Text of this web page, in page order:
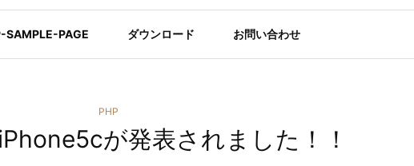
SAMPLE-PAGE ダウンロード お問い合わせ
カ
テ
PHP
が発表されました！！